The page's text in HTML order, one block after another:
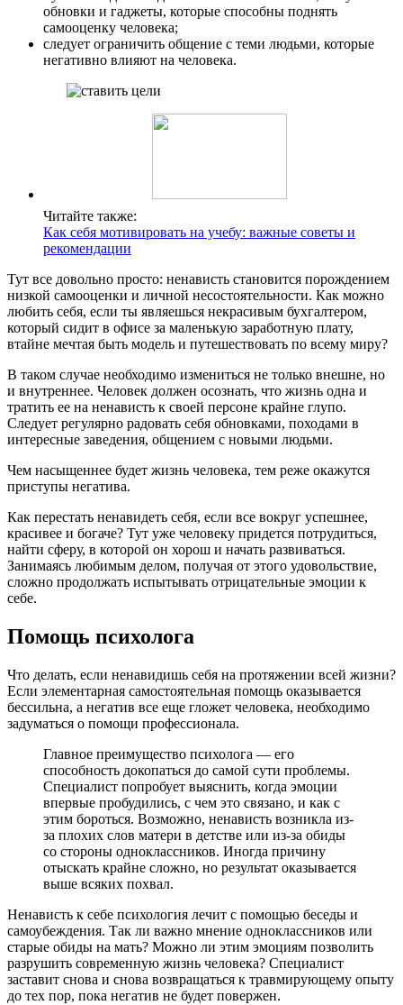
обновки и гаджеты, которые способны поднять
самооценку человека;
следует ограничить общение с теми людьми, которые
негативно влияют на человека.
Читайте также:
Как себя мотивировать на учебу: важные советы и
рекомендации
Тут все довольно просто: ненависть становится порождением
низкой самооценки и личной несостоятельности. Как можно
любить себя, если ты являешься некрасивым бухгалтером,
который сидит в офисе за маленькую заработную плату,
втайне мечтая быть модель и путешествовать по всему миру?
В таком случае необходимо измениться не только внешне, но
и внутреннее. Человек должен осознать, что жизнь одна и
тратить ее на ненависть к своей персоне крайне глупо.
Следует регулярно радовать себя обновками, походами в
интересные заведения, общением с новыми людьми.
Чем насыщеннее будет жизнь человека, тем реже окажутся
приступы негатива.
Как перестать ненавидеть себя, если все вокруг успешнее,
красивее и богаче? Тут уже человеку придется потрудиться,
найти сферу, в которой он хорош и начать развиваться.
Занимаясь любимым делом, получая от этого удовольствие,
сложно продолжать испытывать отрицательные эмоции к
себе.
Помощь психолога
Что делать, если ненавидишь себя на протяжении всей жизни?
Если элементарная самостоятельная помощь оказывается
бессильна, а негатив все еще гложет человека, необходимо
задуматься о помощи профессионала.
Главное преимущество психолога — его
способность докопаться до самой сути проблемы.
Специалист попробует выяснить, когда эмоции
впервые пробудились, с чем это связано, и как с
этим бороться. Возможно, ненависть возникла из-
за плохих слов матери в детстве или из-за обиды
со стороны одноклассников. Иногда причину
отыскать крайне сложно, но результат оказывается
выше всяких похвал.
Ненависть к себе психология лечит с помощью беседы и
самоубеждения. Так ли важно мнение одноклассников или
старые обиды на мать? Можно ли этим эмоциям позволить
разрушить современную жизнь человека? Специалист
заставит снова и снова возвращаться к травмирующему опыту
до тех пор, пока негатив не будет повержен.